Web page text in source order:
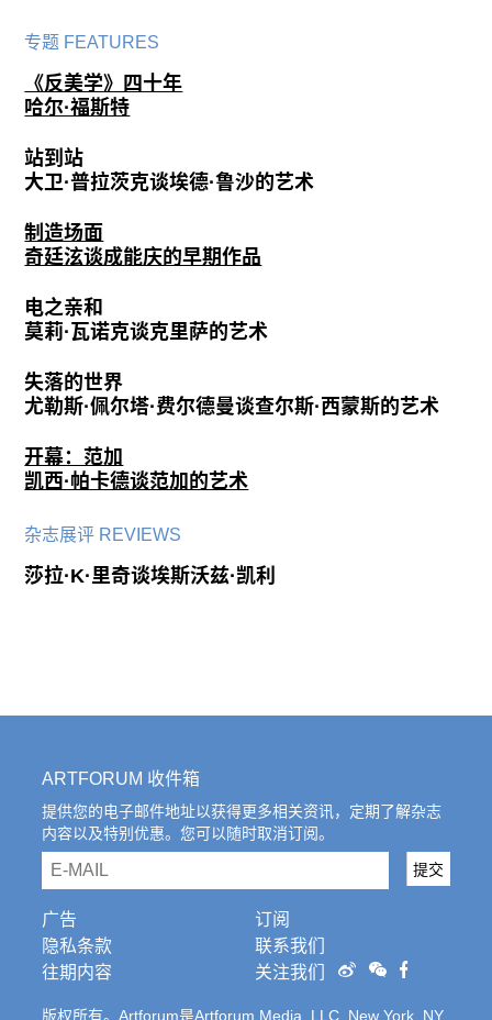
专题 FEATURES
《反美学》四十年
哈尔·福斯特
站到站
大卫·普拉茨克谈埃德·鲁沙的艺术
制造场面
奇廷泫谈成能庆的早期作品
电之亲和
莫莉·瓦诺克谈克里萨的艺术
失落的世界
尤勒斯·佩尔塔·费尔德曼谈查尔斯·西蒙斯的艺术
开幕：范加
凯西·帕卡德谈范加的艺术
杂志展评 REVIEWS
莎拉·K·里奇谈埃斯沃兹·凯利
ARTFORUM 收件箱
提供您的电子邮件地址以获得更多相关资讯，定期了解杂志
内容以及特别优惠。您可以随时取消订阅。
email 提交
广告
隐私条款
往期内容
订阅
联系我们
关注我们
版权所有。Artforum是Artforum Media, LLC, New York, NY